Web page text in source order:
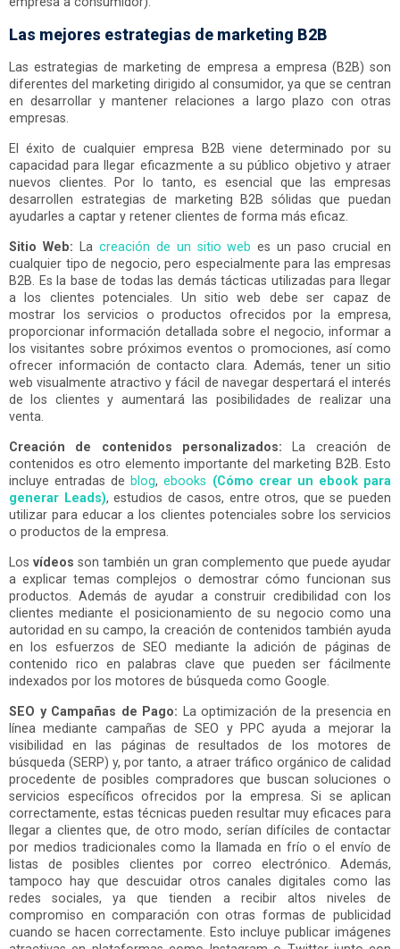
Las mejores estrategias de marketing B2B
Las estrategias de marketing de empresa a empresa (B2B) son
diferentes del marketing dirigido al consumidor, ya que se centran
en desarrollar y mantener relaciones a largo plazo con otras
empresas.
El éxito de cualquier empresa B2B viene determinado por su
capacidad para llegar eficazmente a su público objetivo y atraer
nuevos clientes. Por lo tanto, es esencial que las empresas
desarrollen estrategias de marketing B2B sólidas que puedan
ayudarles a captar y retener clientes de forma más eficaz.
Sitio Web: La creación de un sitio web es un paso crucial en
cualquier tipo de negocio, pero especialmente para las empresas
B2B. Es la base de todas las demás tácticas utilizadas para llegar
a los clientes potenciales. Un sitio web debe ser capaz de
mostrar los servicios o productos ofrecidos por la empresa,
proporcionar información detallada sobre el negocio, informar a
los visitantes sobre próximos eventos o promociones, así como
ofrecer información de contacto clara. Además, tener un sitio
web visualmente atractivo y fácil de navegar despertará el interés
de los clientes y aumentará las posibilidades de realizar una
venta.
Creación de contenidos personalizados:
La creación de
contenidos es otro elemento importante del marketing B2B. Esto
incluye entradas de blog,ebooks (Cómo crear un ebook para
generar Leads), estudios de casos, entre otros, que se pueden
utilizar para educar a los clientes potenciales sobre los servicios
o productos de la empresa.
Losvídeos son también un gran complemento que puede ayudar
a explicar temas complejos o demostrar cómo funcionan sus
productos. Además de ayudar a construir credibilidad con los
clientes mediante el posicionamiento de su negocio como una
autoridad en su campo, la creación de contenidos también ayuda
en los esfuerzos de SEO mediante la adición de páginas de
contenido rico en palabras clave que pueden ser fácilmente
indexados por los motores de búsqueda como Google.
SEO y Campañas de Pago:
La optimización de la presencia en
línea mediante campañas de SEO y PPC ayuda a mejorar la
visibilidad en las páginas de resultados de los motores de
búsqueda (SERP) y, por tanto, a atraer tráfico orgánico de calidad
procedente de posibles compradores que buscan soluciones o
servicios específicos ofrecidos por la empresa. Si se aplican
correctamente, estas técnicas pueden resultar muy eficaces para
llegar a clientes que, de otro modo, serían difíciles de contactar
por medios tradicionales como la llamada en frío o el envío de
listas de posibles clientes por correo electrónico. Además,
tampoco hay que descuidar otros canales digitales como las
redes sociales, ya que tienden a recibir altos niveles de
compromiso en comparación con otras formas de publicidad
cuando se hacen correctamente. Esto incluye publicar imágenes